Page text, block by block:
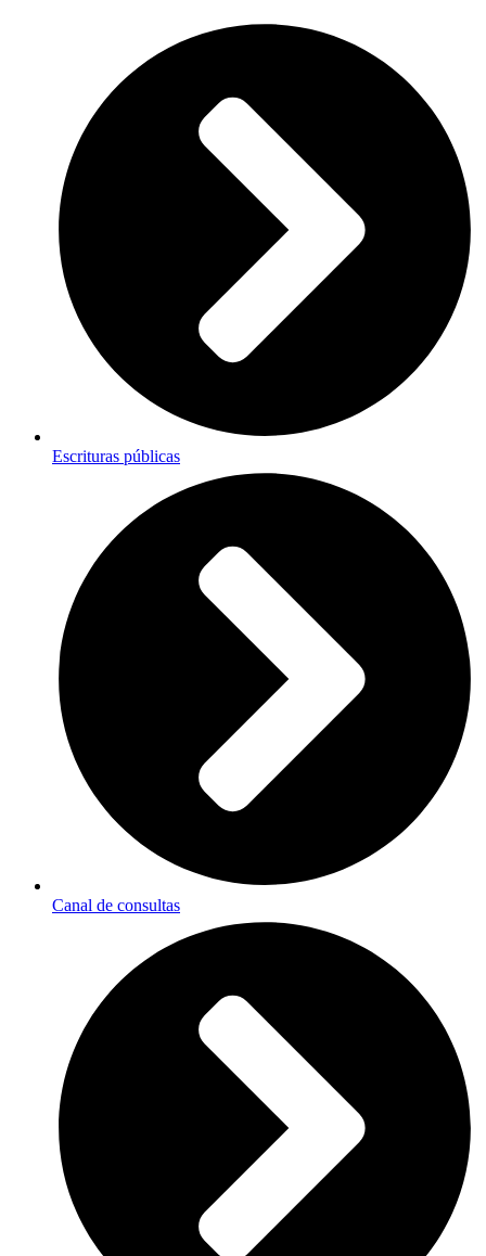
Escrituras públicas
Canal de consultas